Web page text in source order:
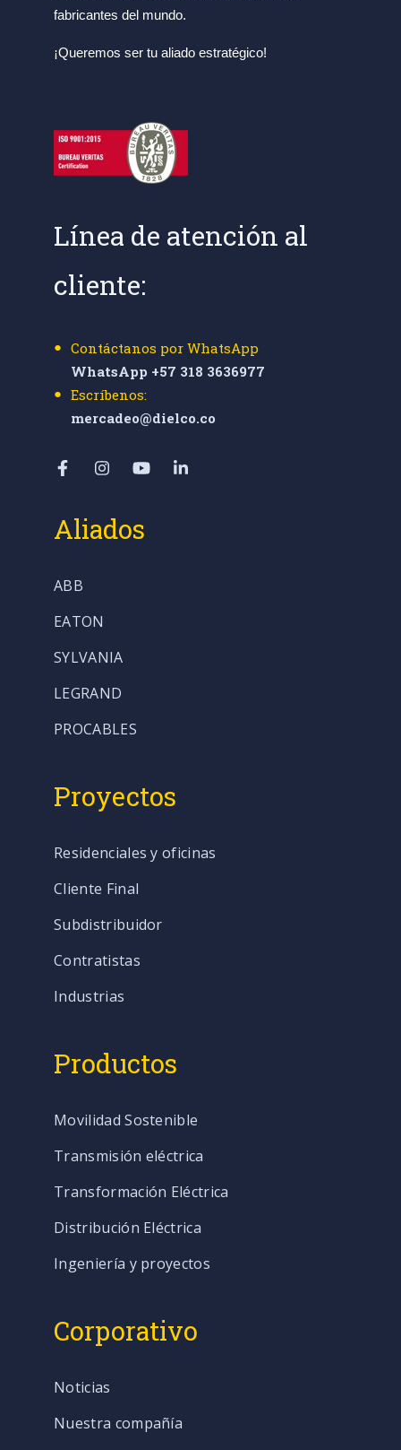
fabricantes del mundo.
¡Queremos ser tu aliado estratégico!
Línea de atención al
cliente:
Contáctanos por WhatsApp
WhatsApp +57 318 3636977
Escríbenos:
mercadeo@dielco.co
Aliados
ABB
EATON
SYLVANIA
LEGRAND
PROCABLES
Proyectos
Residenciales y oficinas
Cliente Final
Subdistribuidor
Contratistas
Industrias
Productos
Movilidad Sostenible
Transmisión eléctrica
Transformación Eléctrica
Distribución Eléctrica
Ingeniería y proyectos
Corporativo
Noticias
Nuestra compañía